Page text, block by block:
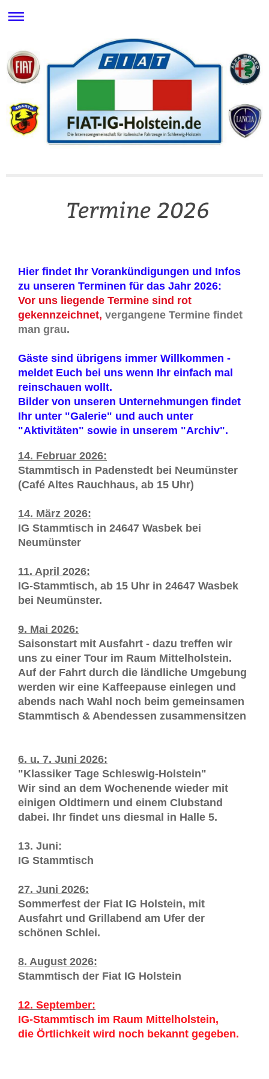
Termine 2026
Hier findet Ihr Vorankündigungen und Infos
zu unseren Terminen für das Jahr 2026:
Vor uns liegende Termine sind rot
gekennzeichnet, vergangene Termine findet
man grau.
Gäste sind übrigens immer Willkommen -
meldet Euch bei uns wenn Ihr einfach mal
reinschauen wollt.
Bilder von unseren Unternehmungen findet
Ihr unter "Galerie" und auch unter
"Aktivitäten" sowie in unserem "Archiv".
14. Februar 2026:
Stammtisch in Padenstedt bei Neumünster
(Café Altes Rauchhaus, ab 15 Uhr)
14. März 2026:
IG Stammtisch in 24647 Wasbek bei
Neumünster
11. April 2026:
IG-Stammtisch, ab 15 Uhr in 24647 Wasbek
bei Neumünster.
9. Mai 2026:
Saisonstart mit Ausfahrt - dazu treffen wir
uns zu einer Tour im Raum Mittelholstein.
Auf der Fahrt durch die ländliche Umgebung
werden wir eine Kaffeepause einlegen und
abends nach Wahl noch beim gemeinsamen
Stammtisch & Abendessen zusammensitzen
6. u. 7. Juni 2026:
"Klassiker Tage Schleswig-Holstein"
Wir sind an dem Wochenende wieder mit
einigen Oldtimern und einem Clubstand
dabei. Ihr findet uns diesmal in Halle 5.
13. Juni:
IG Stammtisch
27. Juni 2026:
Sommerfest der Fiat IG Holstein, mit
Ausfahrt und Grillabend am Ufer der
schönen Schlei.
8. August 2026:
Stammtisch der Fiat IG Holstein
12. September:
IG-Stammtisch im Raum Mittelholstein,
die Örtlichkeit wird noch bekannt gegeben.